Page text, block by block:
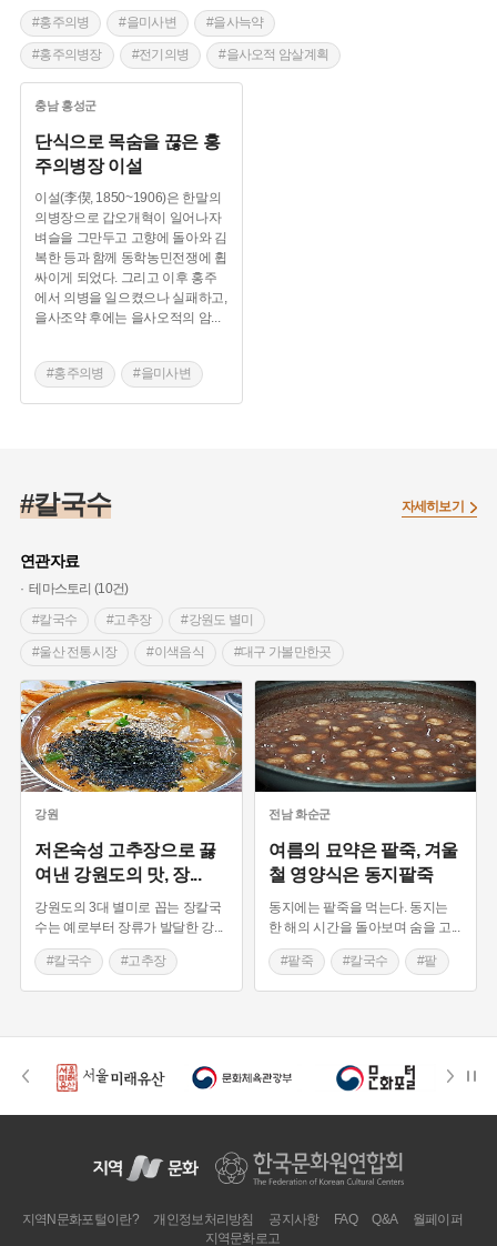
#홍주의병
#을미사변 #을사늑약
#홍주의병장 #전기의병 #을사오적 암살계획
#국수보복론 #대일결전론 #개화망국론
충남 홍성군
단식으로 목숨을 끊은 홍
주의병장 이설
이설(李偰, 1850~1906)은 한말의
의병장으로 갑오개혁이 일어나자
벼슬을 그만두고 고향에 돌아와 김
복한 등과 함께 동학농민전쟁에 휩
싸이게 되었다. 그리고 이후 홍주
에서 의병을 일으켰으나 실패하고,
을사조약 후에는 을사오적의 암...
#홍주의병 #을미사변
#을사늑약 #홍주의병장
#국수보복론
#개화망국론
#존화양이론
#칼국수
연관자료
테마스토리 (10건)
#칼국수
#고추장 #강원도 별미
#울산 전통시장 #이색음식 #대구 가볼만한곳
#한식 맛집 #팥 #전라북도 별미
#전주 가볼만한곳 #국수 #바지락
#경기도 별미 #대구 별미 #서민음식 #팥죽
#메밀 #제주도 별미 #꿩고기
#제주 가볼만한곳 #하동 향토음식
#경상남도 별미 #시장 #시장음식 #향토음식
#메밀칼국수 #제주 #팥칼국수
자세히보기
강원
저온숙성 고추장으로 끓
여낸 강원도의 맛, 장...
강원도의 3대 별미로 꼽는 장칼국
수는 예로부터 장류가 발달한 강...
#칼국수 #고추장
#강원도 별미
전남 화순군
여름의 묘약은 팥죽, 겨울
철 영양식은 동지팥죽
동지에는 팥죽을 먹는다. 동지는
한 해의 시간을 돌아보며 숨을 고...
#팥죽 #칼국수 #팥
지역N문화포털이란? 개인정보처리방침 공지사항 FAQ Q&A
월페이퍼
지역문화로고